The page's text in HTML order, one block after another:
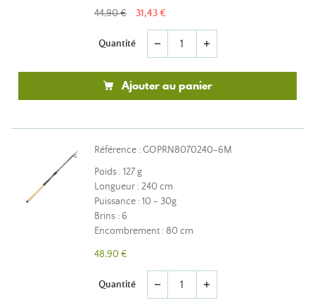
44,90 € 31,43 €
Quantité remove add
Ajouter au panier
Référence : GOPRN8070240-6M
Poids : 127 g
Longueur : 240 cm
Puissance : 10 - 30g
Brins : 6
Encombrement : 80 cm
48,90 €
Quantité remove add